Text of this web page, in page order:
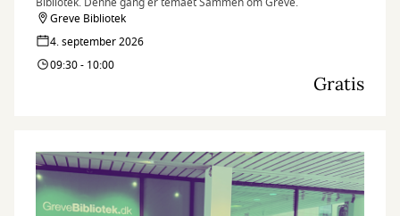
Greve Bibliotek
4. september 2026
09:30 - 10:00
Gratis